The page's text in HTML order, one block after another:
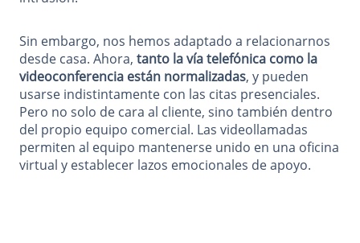
Sin embargo, nos hemos adaptado a relacionarnos
desde casa. Ahora, tanto la vía telefónica como la
videoconferencia están normalizadas, y pueden
usarse indistintamente con las citas presenciales.
Pero no solo de cara al cliente, sino también dentro
del propio equipo comercial. Las videollamadas
permiten al equipo mantenerse unido en una oficina
virtual y establecer lazos emocionales de apoyo.